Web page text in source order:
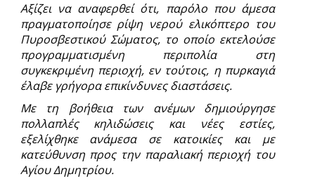
Αξίζει να αναφερθεί ότι, παρόλο που άμεσα
πραγματοποίησε ρίψη νερού ελικόπτερο του
Πυροσβεστικού Σώματος, το οποίο εκτελούσε
προγραμματισμένη περιπολία στη
συγκεκριμένη περιοχή, εν τούτοις, η πυρκαγιά
έλαβε γρήγορα επικίνδυνες διαστάσεις.
Με τη βοήθεια των ανέμων δημιούργησε
πολλαπλές κηλιδώσεις και νέες εστίες,
εξελίχθηκε ανάμεσα σε κατοικίες και με
κατεύθυνση προς την παραλιακή περιοχή του
Αγίου Δημητρίου.